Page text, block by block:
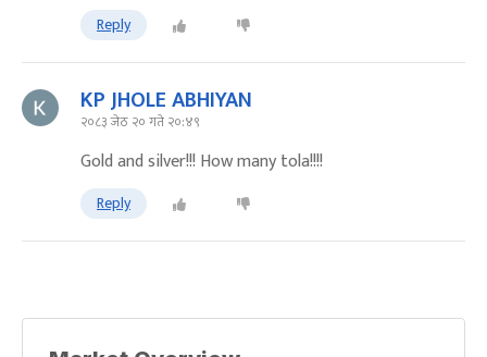
Reply
KP JHOLE ABHIYAN
२०८३ जेठ २० गते २०:४९
Gold and silver!!! How many tola!!!!
Reply